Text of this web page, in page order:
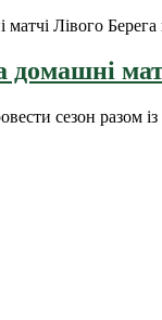
сезон разом